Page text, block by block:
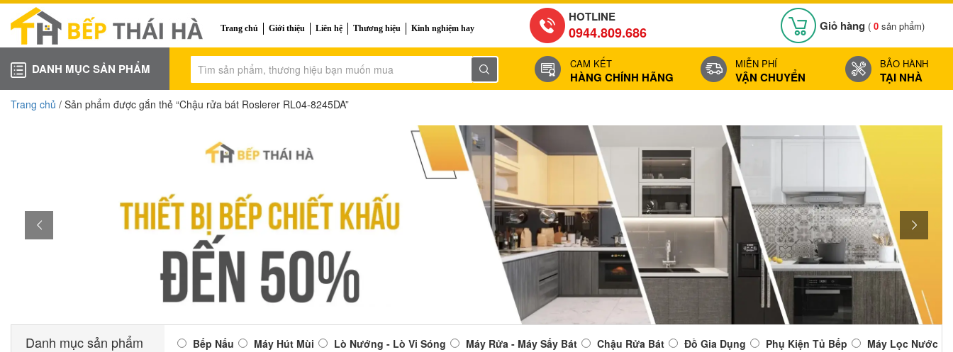
Trang chủ Giới thiệu Liên hệ Thương hiệu Kinh nghiệm hay
HOTLINE
0944.809.686 Giỏ hàng ( 0 sản phẩm)
DANH MỤC SẢN PHẨM CAM KẾT
HÀNG CHÍNH HÃNG
MIỄN PHÍ
VẬN CHUYỂN
BẢO HÀNH
TẠI NHÀ
Trang chủ / Sản phẩm được gắn thẻ “Chậu rửa bát Roslerer RL04-8245DA”
Danh mục sản phẩm Bếp Nấu Máy Hút Mùi Lò Nướng - Lò Vi Sóng Máy Rửa - Máy Sấy Bát Chậu Rửa Bát Đồ Gia Dụng Phụ Kiện Tủ Bếp
Máy Lọc Nước